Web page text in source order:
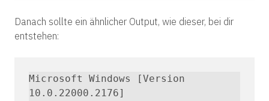
Danach sollte ein ähnlicher Output, wie dieser, bei dir
entstehen:
Microsoft Windows [Version
10.0.22000.2176]